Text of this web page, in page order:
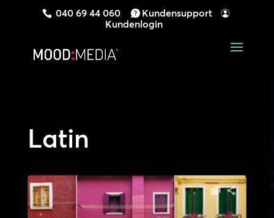
040 69 44 060
Kundensupport
Kundenlogin
Latin
Audio-
Player